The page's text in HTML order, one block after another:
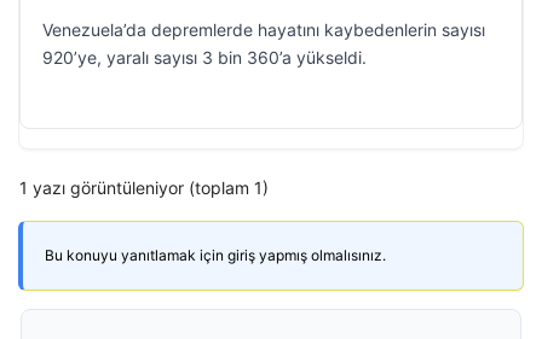
Venezuela’da depremlerde hayatını kaybedenlerin sayısı
920’ye, yaralı sayısı 3 bin 360’a yükseldi.
1 yazı görüntüleniyor (toplam 1)
Bu konuyu yanıtlamak için giriş yapmış olmalısınız.